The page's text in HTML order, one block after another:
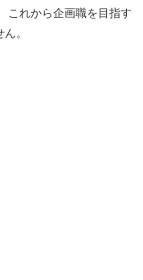
これから企画職を目指す
。